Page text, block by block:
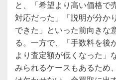
と、「希望より高い価格で
対応だった」「説明が分か
できた」といった前向きな
る。一方で、「手数料を後
より査定額が低くなった」
みられるケースもあるため